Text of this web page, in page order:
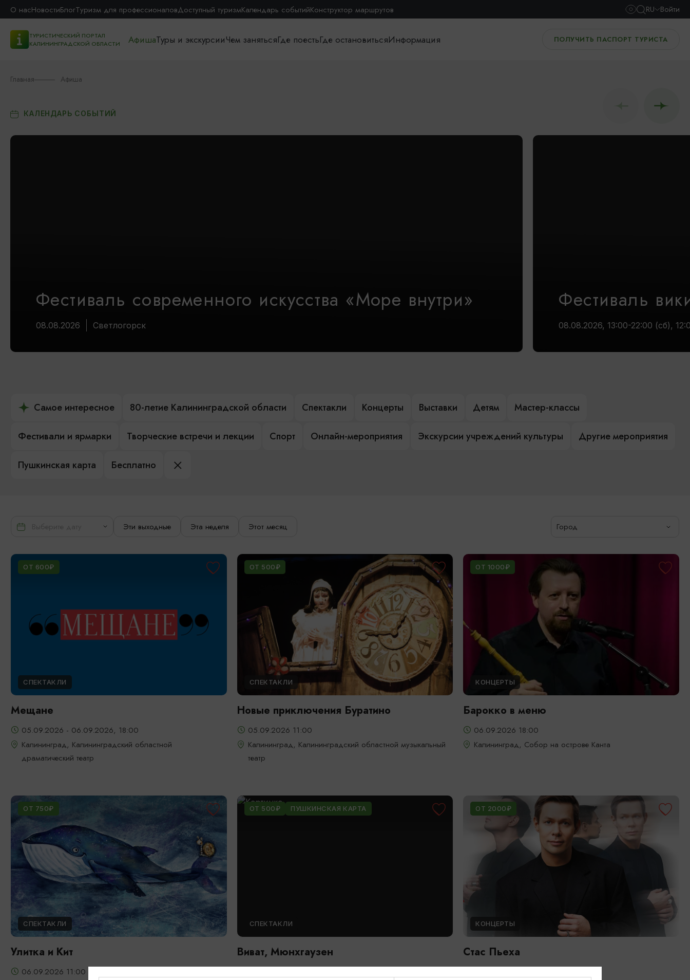
О насНовостиБлогТуризм для профессионаловДоступный туризмКалендарь событийКонструктор маршрутов RU Войти
ТУРИСТИЧЕСКИЙ ПОРТАЛ
КАЛИНИНГРАДСКОЙ ОБЛАСТИ
АфишаТуры и экскурсииЧем занятьсяГде поестьГде остановитьсяИнформация ПОЛУЧИТЬ ПАСПОРТ ТУРИСТА
Главная Афиша
КАЛЕНДАРЬ СОБЫТИЙ
Фестиваль современного искусства «Море внутри»
08.08.2026 Светлогорск
Фестиваль
08.08.2026, 13:00-22:00 (сб),
Самое интересное 80-летие Калининградской области Спектакли Концерты Выставки Детям Мастер-классы
Фестивали и ярмарки Творческие встречи и лекции Спорт Онлайн-мероприятия Экскурсии учреждений культуры Другие мероприятия
Пушкинская карта Бесплатно
Эти выходные Эта неделя Этот месяц Город
ОТ 600₽
СПЕКТАКЛИ
Мещане
05.09.2026 - 06.09.2026, 18:00
Калининград, Калининградский областной
драматический театр
ОТ 500₽
СПЕКТАКЛИ
Новые приключения Буратино
05.09.2026 11:00
Калининград, Калининградский областной музыкальный
театр
ОТ 1000₽
КОНЦЕРТЫ
Барокко в меню
06.09.2026 18:00
Калининград, Собор на острове Канта
ОТ 750₽
СПЕКТАКЛИ
Улитка и Кит
06.09.2026 11:00
ОТ 500₽ ПУШКИНСКАЯ КАРТА
СПЕКТАКЛИ
Виват, Мюнхгаузен
ОТ 2000₽
КОНЦЕРТЫ
Стас Пьеха